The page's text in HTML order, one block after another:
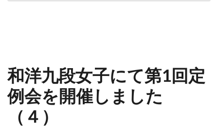
和洋九段女子にて第1回定
例会を開催しました
（４）